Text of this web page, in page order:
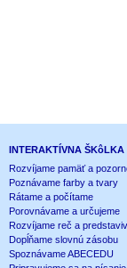
INTERAKTÍVNA ŠKôLKA
Rozvíjame pamäť a
Poznávame farby a tvary
Rátame a počítame
Porovnávame a určujeme
Rozvíjame reč a
Dopĺňame slovnú zásobu
Spoznávame ABECEDU